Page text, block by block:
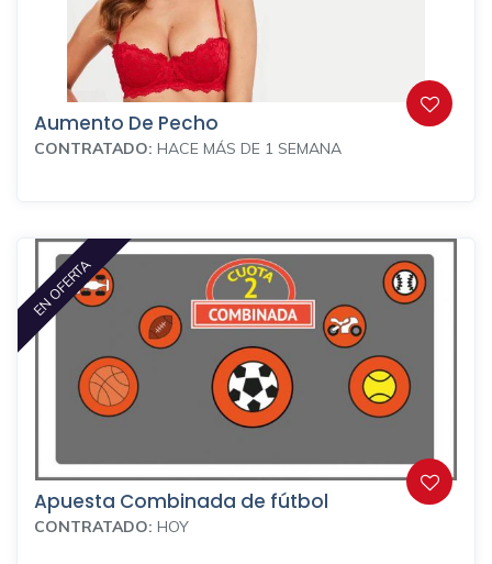
Aumento De Pecho
CONTRATADO: HACE MÁS DE 1 SEMANA
EN OFERTA
Apuesta Combinada de fútbol
CONTRATADO: HOY